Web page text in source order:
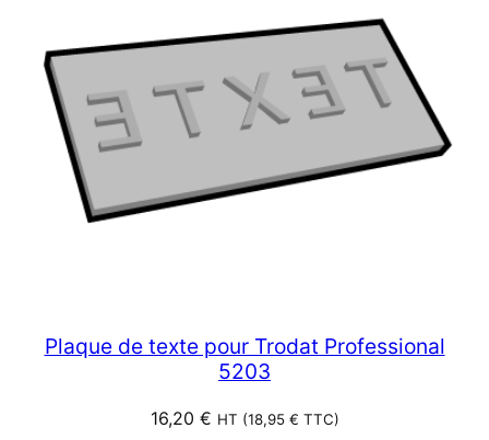
Plaque de texte pour Trodat Professional
5203
16,20 € HT (18,95 € TTC)